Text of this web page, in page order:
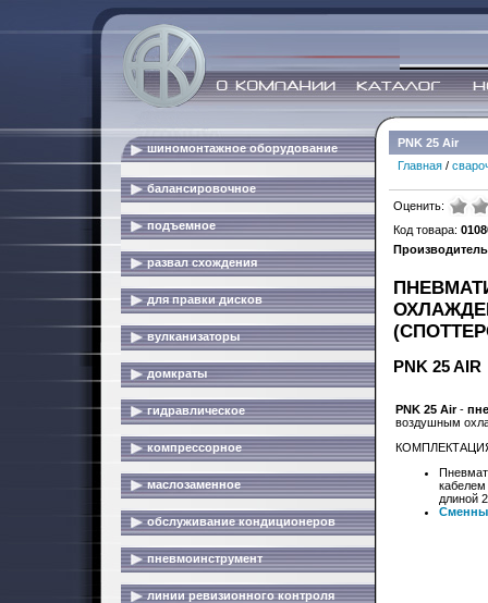
шиномонтажное оборудование
балансировочное
подъемное
развал схождения
для правки дисков
вулканизаторы
домкраты
гидравлическое
компрессорное
маслозаменное
обслуживание кондиционеров
пневмоинструмент
линии ревизионного контроля
PNK 25 Air
Главная /
Оценить:
Код товара:
Производитель
PNK 25 AIR
PNK 25 Air-
воздушным
длиной